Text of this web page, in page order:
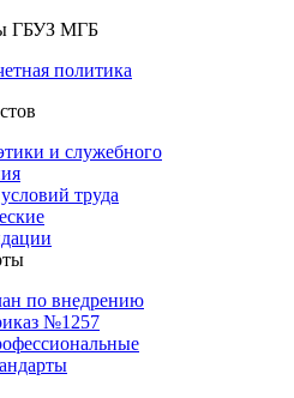
ГБУЗ МГБ
политика
и служебного
труда
по внедрению
№1257